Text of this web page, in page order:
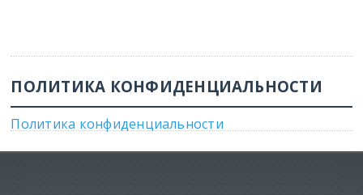
ПОЛИТИКА КОНФИДЕНЦИАЛЬНОСТИ
Политика конфиденциальности